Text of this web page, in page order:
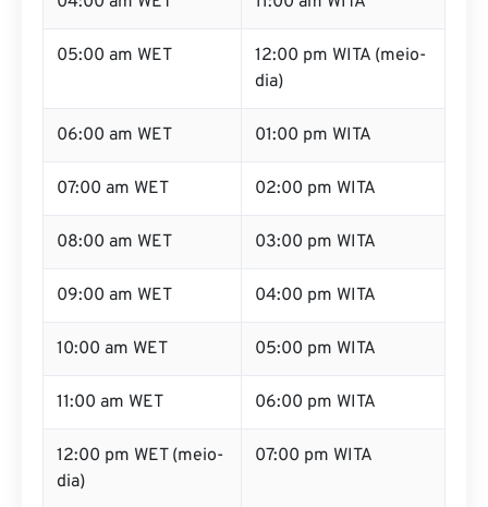
05:00 am WET
12:00 pm WITA (meio-
dia)
06:00 am WET 01:00 pm WITA
07:00 am WET 02:00 pm WITA
08:00 am WET 03:00 pm WITA
09:00 am WET 04:00 pm WITA
10:00 am WET 05:00 pm WITA
11:00 am WET 06:00 pm WITA
12:00 pm WET (meio-
dia)
07:00 pm WITA